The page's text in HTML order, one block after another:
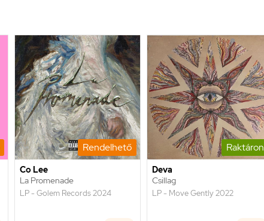
Rendelhető
Co Lee
La Promenade
LP - Golem Records 2024
Raktáron
Deva
Csillag
LP - Move Gently 2022